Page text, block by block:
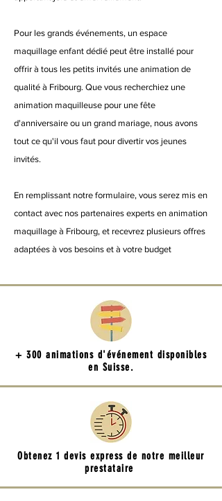
Pour les grands événements, un espace
maquillage enfant dédié peut être installé pour
offrir à tous les petits invités une animation de
qualité à Fribourg. Que vous recherchiez une
animation maquilleuse pour une fête
d'anniversaire ou un grand mariage, nous avons
tout ce qu'il vous faut pour divertir vos jeunes
invités.
En remplissant notre formulaire, vous serez mis en
contact avec nos partenaires experts en animation
maquillage à Fribourg, et recevrez plusieurs offres
adaptées à vos besoins et à votre budget
+ 300 animations d'événement disponibles
en Suisse.
Obtenez 1 devis express de notre meilleur
prestataire